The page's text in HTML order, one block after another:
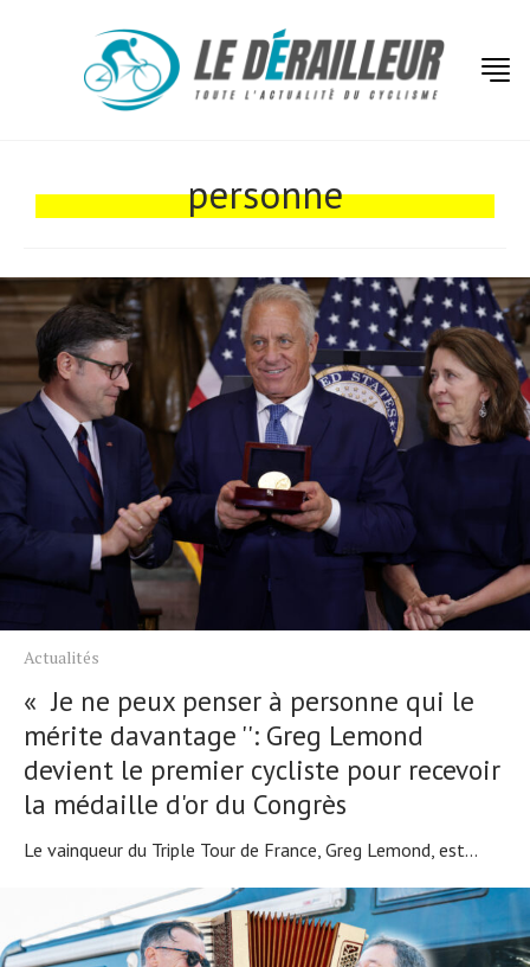
personne
Actualités
« Je ne peux penser à personne qui le
mérite davantage '': Greg Lemond
devient le premier cycliste pour recevoir
la médaille d'or du Congrès
Le vainqueur du Triple Tour de France, Greg Lemond, est...
Actualités
Technologies
Tests de produits
Conseils
Tendances
Tous nos articles
À propos